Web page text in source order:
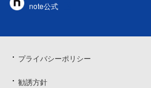
note公式
プライバシーポリシー
勧誘方針